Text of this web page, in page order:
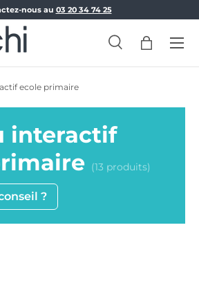
Aller au contenu
nous au 03 20 34 74 25
Recherche
Panier
Menu
ecole primaire
interactif
(13 produits)
?